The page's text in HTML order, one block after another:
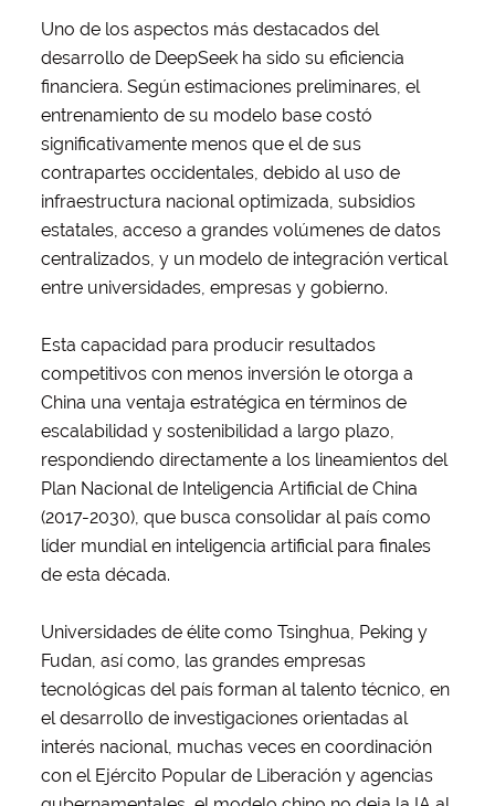
Uno de los aspectos más destacados del
desarrollo de DeepSeek ha sido su eficiencia
financiera. Según estimaciones preliminares, el
entrenamiento de su modelo base costó
significativamente menos que el de sus
contrapartes occidentales, debido al uso de
infraestructura nacional optimizada, subsidios
estatales, acceso a grandes volúmenes de datos
centralizados, y un modelo de integración vertical
entre universidades, empresas y gobierno.
Esta capacidad para producir resultados
competitivos con menos inversión le otorga a
China una ventaja estratégica en términos de
escalabilidad y sostenibilidad a largo plazo,
respondiendo directamente a los lineamientos del
Plan Nacional de Inteligencia Artificial de China
(2017-2030), que busca consolidar al país como
líder mundial en inteligencia artificial para finales
de esta década.
Universidades de élite como Tsinghua, Peking y
Fudan, así como, las grandes empresas
tecnológicas del país forman al talento técnico, en
el desarrollo de investigaciones orientadas al
interés nacional, muchas veces en coordinación
con el Ejército Popular de Liberación y agencias